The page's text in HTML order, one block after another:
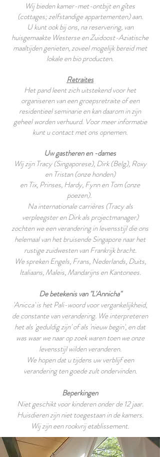
Wij bieden kamer-met-ontbijt en gîtes
(cottages; zelfstandige appartementen) aan.
U kunt ook bij ons, na reservering, van
huisgemaakte Westerse en Zuidoost-Aziatische
maaltijden genieten, zoveel mogelijk bereid met
lokale en bio producten.
Retraites
Het pand leent zich uitstekend voor het
organiseren van een groepsretraite of een
residentieel seminarie en kan daarom in zijn
geheel worden verhuurd. Voor meer informatie
kunt u contact met ons opnemen.
Uw gastheren en -dames
Wij zijn Tracy (Singaporese), Dirk (Belg), Roxy
en Tristan (onze honden)
en Tix, Prinses, Hardy, Fynn en Tom (onze
poezen).
Na internationale carrières (Tracy als
verpleegster en Dirk als projectmanager)
zochten we een verandering in levensstijl die ons
helemaal van het bruisende Singapore naar het
rustige zuidwesten van Frankrijk bracht.
We spreken Engels, Frans, Nederlands, Duits,
Italiaans, Maleis, Mandarijns en Kantonees.
De betekenis van "L'Annicha"
'Anicca' is het Pali-woord voor vergankelijkheid,
de constante van verandering. We interpreteren
het als 'geduldig zijn' of als 'nieuw begin', en dat
was waar we naar op zoek waren toen we onze
levensstijl wilden veranderen.
We hopen dat u tijdens uw verblijf een
verandering ten goede zult ondervinden.​
Beperkingen
Niet geschikt voor kinderen onder de 12 jaar.
Huisdieren zijn niet toegestaan ​​in de kamers.
Wij zijn een rookvrij etablissement.